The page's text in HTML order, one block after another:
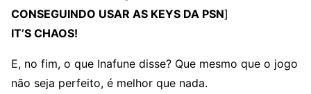
CONSEGUINDO USAR AS KEYS DA PSN]
IT’S CHAOS!
E, no fim, o que Inafune disse? Que mesmo que o jogo
não seja perfeito, é melhor que nada.